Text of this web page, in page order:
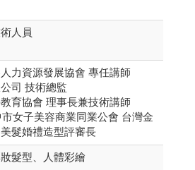
人員
力資源發展協會 專任講師
司 技術總監
育協會 理事長兼技術講師
女子美容商業同業公會 台灣金
髮婚禮造型評審長
髮型、人體彩繪